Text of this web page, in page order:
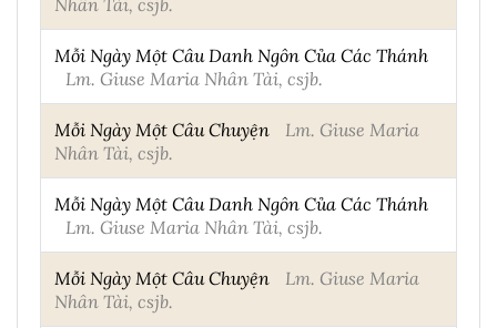
Mỗi Ngày Một Câu Danh Ngôn Của Các Thánh
Lm. Giuse Maria Nhân Tài, csjb.
Mỗi Ngày Một Câu Chuyện
Lm. Giuse Maria
Nhân Tài, csjb.
Mỗi Ngày Một Câu Danh Ngôn Của Các Thánh
Lm. Giuse Maria Nhân Tài, csjb.
Mỗi Ngày Một Câu Chuyện
Lm. Giuse Maria
Nhân Tài, csjb.